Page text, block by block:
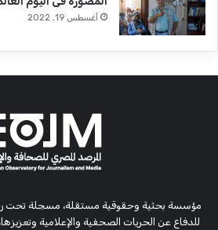
أغسطس 19, 2022
للدفاع عن الحريات الصحفية والإعلامية